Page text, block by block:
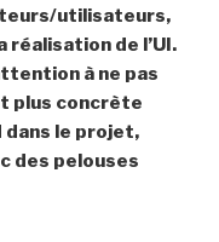
utilisateurs,
réalisation de l’UI.
à ne pas
plus concrète
dans le projet,
des pelouses